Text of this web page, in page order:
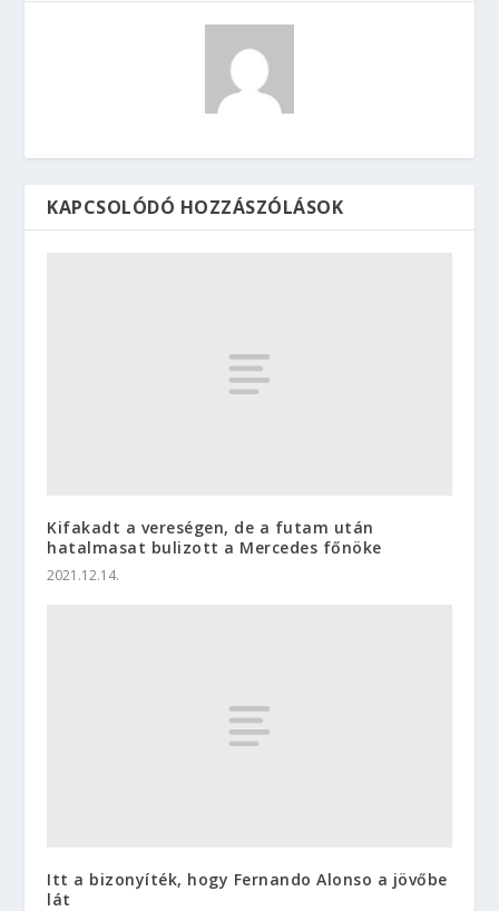
KAPCSOLÓDÓ HOZZÁSZÓLÁSOK
Kifakadt a vereségen, de a futam után
hatalmasat bulizott a Mercedes főnöke
2021.12.14.
Itt a bizonyíték, hogy Fernando Alonso a jövőbe
lát